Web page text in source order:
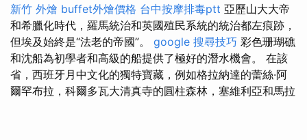
新竹 外燴 buffet外燴價格 台中按摩排毒ptt 亞歷山大大帝
和希臘化時代，羅馬統治和英國殖民系統的統治都左痕跡，
但埃及始終是“法老的帝國”。 google 搜尋技巧 彩色珊瑚礁
和沈船為初學者和高級的船提供了極好的潛水機會。 在該
省，西班牙月中文化的獨特寶藏，例如格拉納達的蕾絲·阿
爾罕布拉，科爾多瓦大清真寺的圓柱森林，塞維利亞和馬拉